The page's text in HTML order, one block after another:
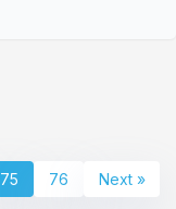
75 76 Next »